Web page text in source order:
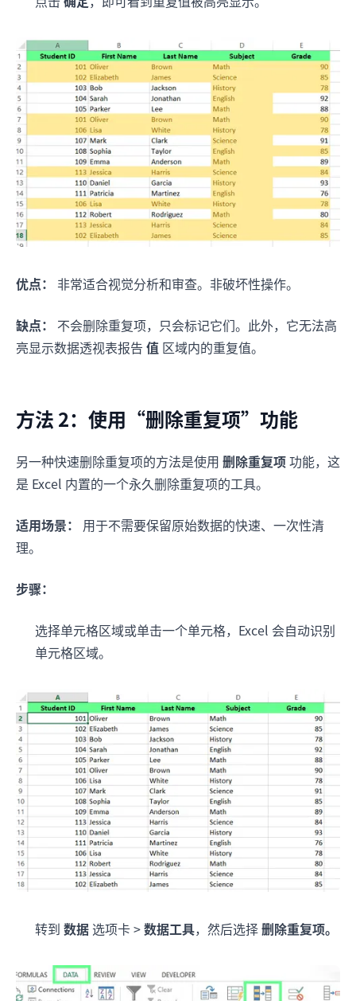
优点： 非常适合视觉分析和审查。非破坏性操作。
缺点：
不会删除重复项，只会标记它们。此外，它无法高
亮显示数据透视表报告 值 区域内的重复值。
方法 2：使用“删除重复项”功能
另一种快速删除重复项的方法是使用 删除重复项功能，这
是 Excel 内置的一个永久删除重复项的工具。
适用场景：
用于不需要保留原始数据的快速、一次性清
理。
步骤：
选择单元格区域或单击一个单元格，Excel 会自动识别
单元格区域。
转到 数据 选项卡 >数据工具，然后选择删除重复项。